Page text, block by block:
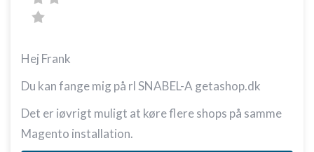
Hej Frank
Du kan fange mig på rl SNABEL-A getashop.dk
Det er iøvrigt muligt at køre flere shops på samme
Magento installation.